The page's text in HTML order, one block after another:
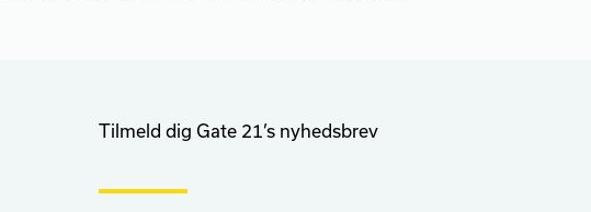
Tilmeld dig Gate 21’s nyhedsbrev